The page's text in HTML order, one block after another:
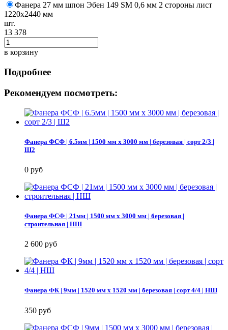
Фанера 27 мм шпон Эбен 149 SM 0,6 мм 2 стороны лист
1220х2440 мм
шт.
13 378
в корзину
Подробнее
Рекомендуем посмотреть:
Фанера ФСФ | 6.5мм | 1500 мм х 3000 мм | березовая | сорт 2/3 |
Ш2
0 руб
Фанера ФСФ | 21мм | 1500 мм х 3000 мм | березовая |
строительная | НШ
2 600 руб
Фанера ФК | 9мм | 1520 мм х 1520 мм | березовая | сорт 4/4 | НШ
350 руб